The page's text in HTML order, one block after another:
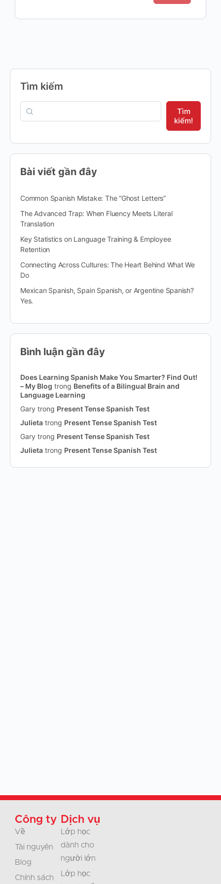
Tìm kiếm
Tìm
kiếm!
Bài viết gần đây
Common Spanish Mistake: The “Ghost Letters”
The Advanced Trap: When Fluency Meets Literal
Translation
Key Statistics on Language Training & Employee
Retention
Connecting Across Cultures: The Heart Behind What We
Do
Mexican Spanish, Spain Spanish, or Argentine Spanish?
Yes.
Bình luận gần đây
Does Learning Spanish Make You Smarter? Find Out!
– My Blog trong Benefits of a Bilingual Brain and
Language Learning
Gary trong Present Tense Spanish Test
Julieta trong Present Tense Spanish Test
Gary trong Present Tense Spanish Test
Julieta trong Present Tense Spanish Test
Công ty
Về
Tài nguyên
Blog
Chính sách
Dịch vụ
Lớp học
dành cho
người lớn
Lớp học